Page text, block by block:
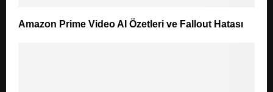
Amazon Prime Video AI Özetleri ve Fallout Hatası